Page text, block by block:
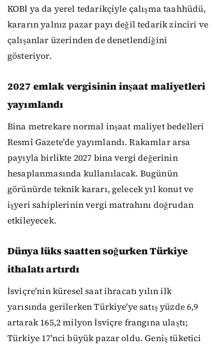
KOBİ ya da yerel tedarikçiyle çalışma taahhüdü,
kararın yalnız pazar payı değil tedarik zinciri ve
çalışanlar üzerinden de denetlendiğini
gösteriyor.
2027 emlak vergisinin inşaat maliyetleri
yayımlandı
Bina metrekare normal inşaat maliyet bedelleri
Resmî Gazete'de yayımlandı. Rakamlar arsa
payıyla birlikte 2027 bina vergi değerinin
hesaplanmasında kullanılacak. Bugünün
görünürde teknik kararı, gelecek yıl konut ve
işyeri sahiplerinin vergi matrahını doğrudan
etkileyecek.
Dünya lüks saatten soğurken Türkiye
ithalatı artırdı
İsviçre'nin küresel saat ihracatı yılın ilk
yarısında gerilerken Türkiye'ye satış yüzde 6,9
artarak 165,2 milyon İsviçre frangına ulaştı;
Türkiye 17'nci büyük pazar oldu. Geniş tüketici